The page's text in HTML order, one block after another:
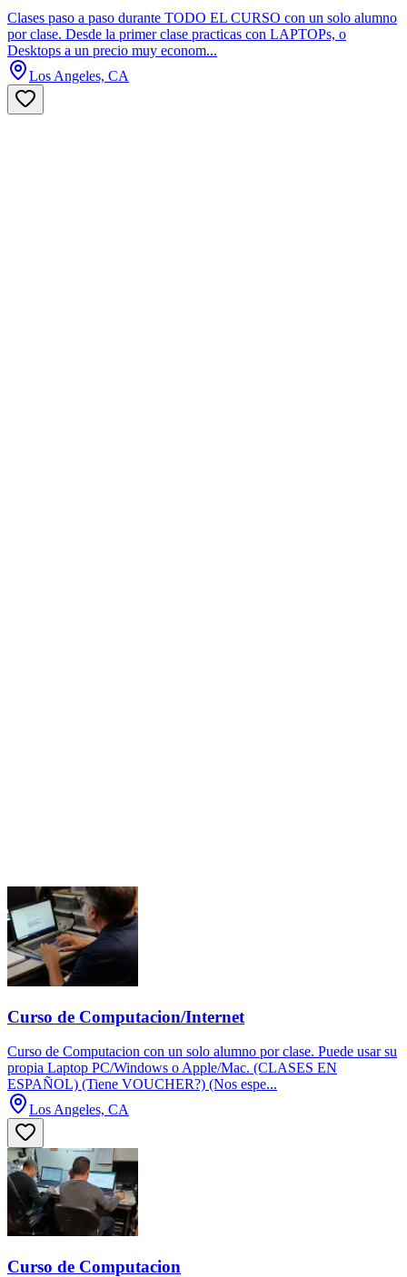
Clases paso a paso durante TODO EL CURSO con un solo alumno
por clase. Desde la primer clase practicas con LAPTOPs, o
Desktops a un precio muy econom...
Los Angeles, CA
Curso de Computacion/Internet
Curso de Computacion con un solo alumno por clase. Puede usar su
propia Laptop PC/Windows o Apple/Mac. (CLASES EN
ESPAÑOL) (Tiene VOUCHER?) (Nos espe...
Los Angeles, CA
Curso de Computacion